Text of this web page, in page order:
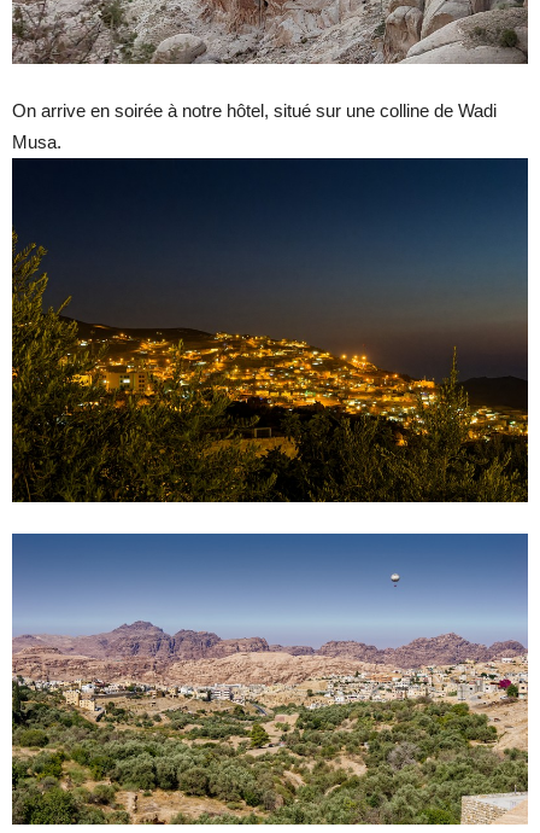
On arrive en soirée à notre hôtel, situé sur une colline de Wadi
Musa.